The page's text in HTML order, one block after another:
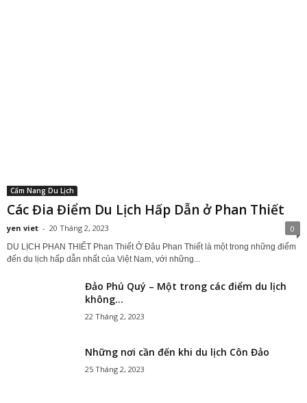
Cẩm Nang Du Lịch
Các Đia Điểm Du Lịch Hấp Dẫn ở Phan Thiết
yen viet - 20 Tháng 2, 2023 0
DU LỊCH PHAN THIẾT Phan Thiết Ở Đâu Phan Thiết là một trong những điểm
đến du lịch hấp dẫn nhất của Việt Nam, với những...
Đảo Phú Quý – Một trong các điểm du lịch
không...
22 Tháng 2, 2023
Những nơi cần đến khi du lịch Côn Đảo
25 Tháng 2, 2023